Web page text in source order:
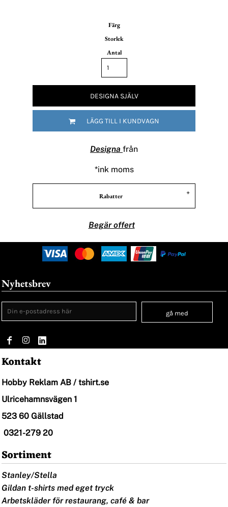
Färg
Storlek
Antal
DESIGNA SJÄLV
LÄGG TILL I KUNDVAGN
Designa från
*ink moms
Rabatter
Begär offert
Nyhetsbrev
gå med
Kontakt
Hobby Reklam AB / tshirt.se
Ulricehamnsvägen 1
523 60 Gällstad
0321-279 20
Sortiment
Stanley/Stella
Gildan t-shirts med eget tryck
Arbetskläder för restaurang, café & bar